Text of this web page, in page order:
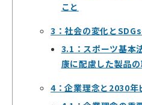
こと
3：社会の変化と
3.1：スポーツ基本
康に配慮した製品
4：企業理念と2030年